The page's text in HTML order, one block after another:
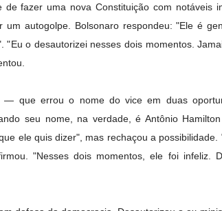
fazer uma nova Constituição com notáveis
autogolpe. Bolsonaro respondeu: "Ele é
"Eu o desautorizei nesses dois momentos.
— que errou o nome do vice em duas
seu nome, na verdade, é Antônio
ele quis dizer", mas rechaçou a possibilidade.
"Nesses dois momentos, ele foi infeliz.